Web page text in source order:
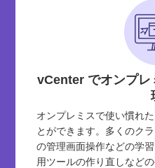
vCenter でオンプレ
オンプレミスで使い慣れ
とができます。多くのク
の管理画面操作などの学
用ツールの作り直しなど